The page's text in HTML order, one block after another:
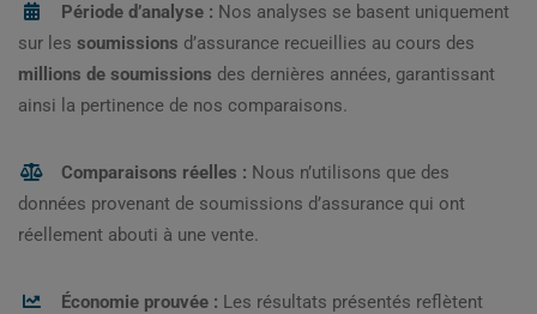
Période d’analyse : Nos analyses se basent uniquement
sur les soumissions d’assurance recueillies au cours des
millions de soumissions des dernières années, garantissant
ainsi la pertinence de nos comparaisons.
Comparaisons réelles : Nous n’utilisons que des
données provenant de soumissions d’assurance qui ont
réellement abouti à une vente.
Économie prouvée : Les résultats présentés reflètent